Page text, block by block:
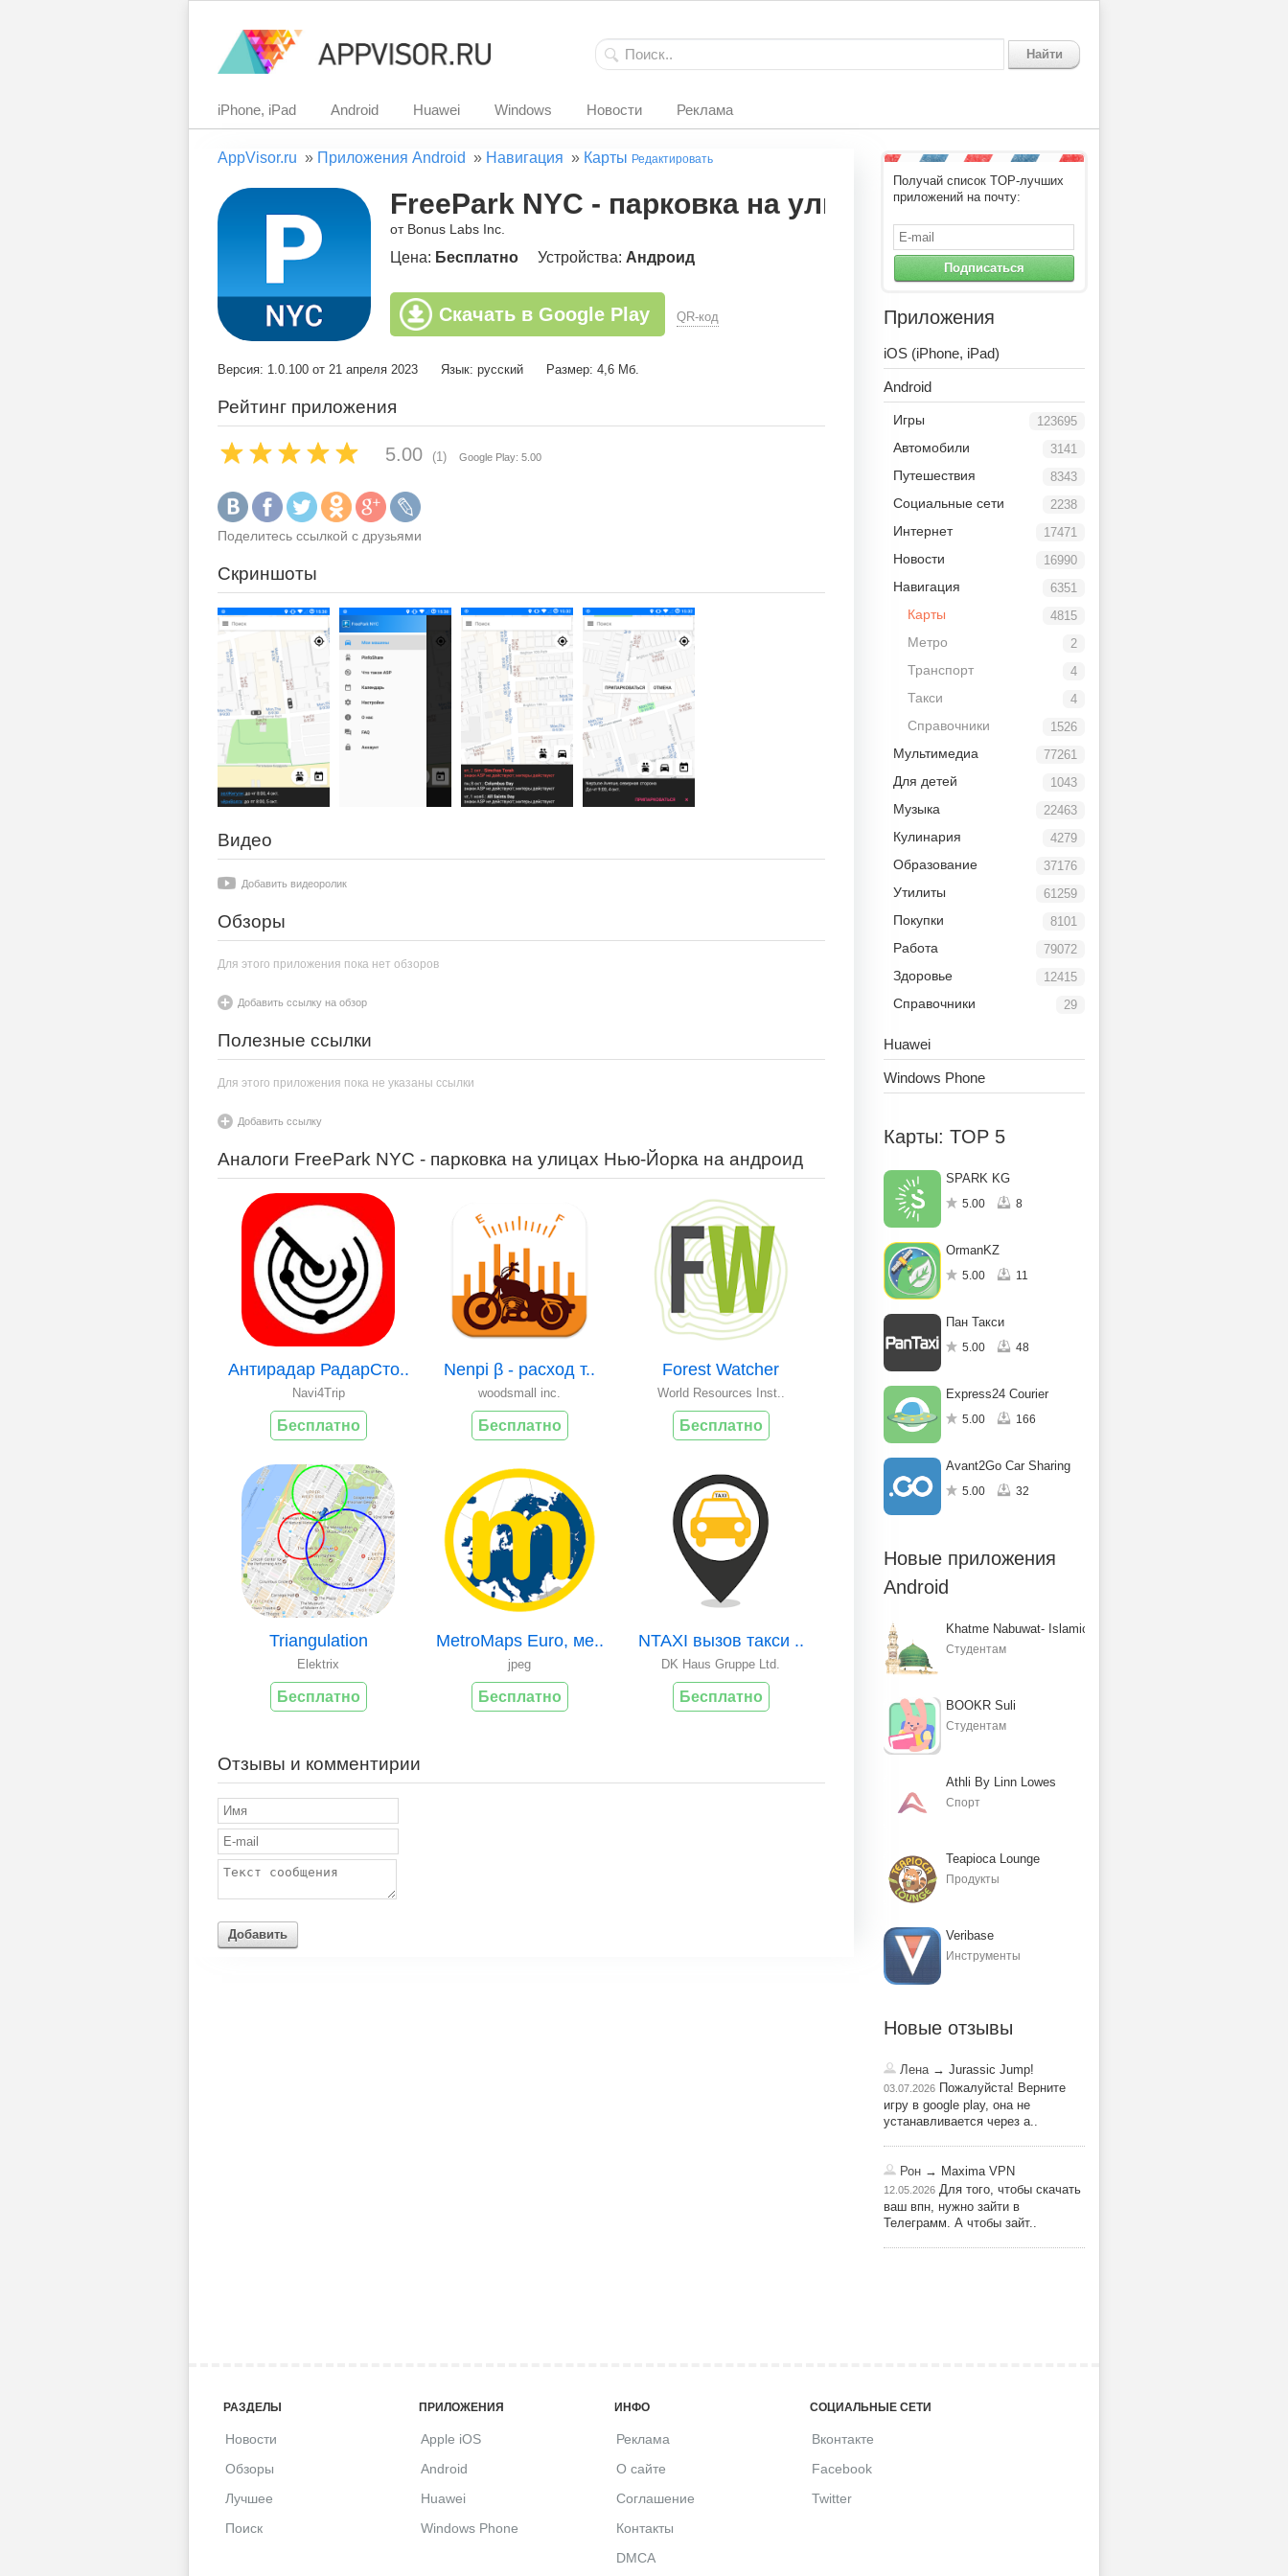
Найти
iPhone, iPad Android Huawei Windows Новости Реклама
AppVisor.ru » Приложения Android » Навигация » Карты Редактировать
FreePark NYC - парковка на улицах Нью-Йорка
от Bonus Labs Inc.
Цена: Бесплатно Устройства: Андроид
Скачать в Google Play QR-код
Версия: 1.0.100 от 21 апреля 2023 Язык: русский Размер: 4,6 Мб.
Рейтинг приложения
5.00 (1) Google Play: 5.00
Поделитесь ссылкой с друзьями
Скриншоты
Видео
Добавить видеоролик
Обзоры
Для этого приложения пока нет обзоров
Добавить ссылку на обзор
Полезные ссылки
Для этого приложения пока не указаны ссылки
Добавить ссылку
Аналоги FreePark NYC - парковка на улицах Нью-Йорка на андроид
Антирадар РадарСто..
Navi4Trip
Бесплатно
Nenpi β - расход т..
woodsmall inc.
Бесплатно
Forest Watcher
World Resources Inst..
Бесплатно
Triangulation
Elektrix
Бесплатно
MetroMaps Euro, ме..
jpeg
Бесплатно
NTAXI вызов такси ..
DK Haus Gruppe Ltd.
Бесплатно
Отзывы и комментирии
Добавить
Получай список TOP-лучших
приложений на почту:
Подписаться
Приложения
iOS (iPhone, iPad)
Android
123695
Игры
3141
Автомобили
8343
Путешествия
2238
Социальные сети
17471
Интернет
16990
Новости
6351
Навигация
4815
Карты
2
Метро
4
Транспорт
4
Такси
1526
Справочники
77261
Мультимедиа
1043
Для детей
22463
Музыка
4279
Кулинария
37176
Образование
61259
Утилиты
8101
Покупки
79072
Работа
12415
Здоровье
29
Справочники
Huawei
Windows Phone
Карты: TOP 5
SPARK KG
5.00 8
OrmanKZ
5.00 11
Пан Такси
5.00 48
Express24 Courier
5.00 166
Avant2Go Car Sharing
5.00 32
Новые приложения
Android
Khatme Nabuwat- Islamic Books
Студентам
BOOKR Suli
Студентам
Athli By Linn Lowes
Спорт
Teapioca Lounge
Продукты
Veribase
Инструменты
Новые отзывы
Лена→ Jurassic Jump!
03.07.2026 Пожалуйста! Верните
игру в google play, она не
устанавливается через a..
Рон → Maxima VPN
12.05.2026 Для того, чтобы скачать
ваш впн, нужно зайти в
Телеграмм. А чтобы зайт..
РАЗДЕЛЫ
Новости
Обзоры
Лучшее
Поиск
ПРИЛОЖЕНИЯ
Apple iOS
Android
Huawei
Windows Phone
ИНФО
Реклама
О сайте
Соглашение
Контакты
DMCA
СОЦИАЛЬНЫЕ СЕТИ
Вконтакте
Facebook
Twitter